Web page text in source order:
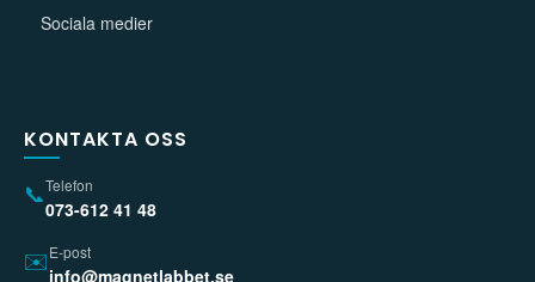
Sociala medier
KONTAKTA OSS
📞Telefon
073-612 41 48
✉️E-post
info@magnetlabbet.se